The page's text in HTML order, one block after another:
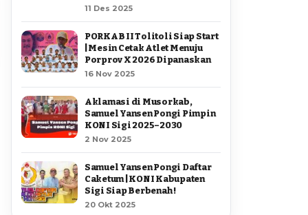
11 Des 2025
PORKAB II Tolitoli Siap Start
| Mesin Cetak Atlet Menuju
Porprov X 2026 Dipanaskan
16 Nov 2025
Aklamasi di Musorkab,
Samuel Yansen Pongi Pimpin
KONI Sigi 2025–2030
2 Nov 2025
Samuel Yansen Pongi Daftar
Caketum | KONI Kabupaten
Sigi Siap Berbenah !
20 Okt 2025